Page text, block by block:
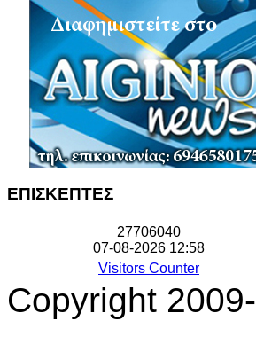
ΕΠΙΣΚΕΠΤΕΣ
27706040
07-08-2026 12:58
Visitors Counter
Copyright